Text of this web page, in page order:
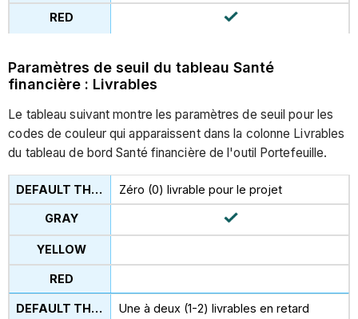
Paramètres de seuil du tableau Santé
financière : Livrables
Le tableau suivant montre les paramètres de seuil pour les
codes de couleur qui apparaissent dans la colonne Livrables
du tableau de bord Santé financière de l'outil Portefeuille.
Zéro (0) livrable pour le projet
Une à deux (1-2) livrables en retard